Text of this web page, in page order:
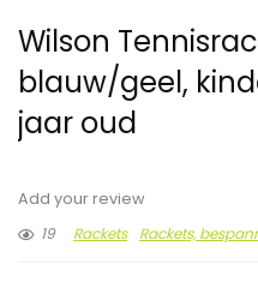
Wilson
blauw/geel,
jaar oud
Add your review
19
Rackets Rackets,